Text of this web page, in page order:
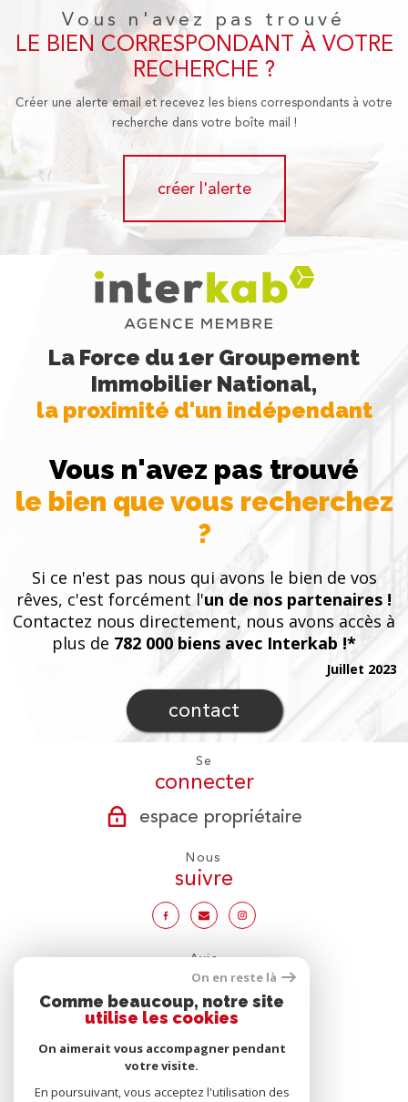
Vous n'avez pas trouvé
LE BIEN CORRESPONDANT À VOTRE
RECHERCHE ?
Créer une alerte email et recevez les biens correspondants à votre
recherche dans votre boîte mail !
créer l'alerte
La Force du 1er Groupement
Immobilier National,
la proximité d'un indépendant
Vous n'avez pas trouvé
le bien que vous recherchez
?
Si ce n'est pas nous qui avons le bien de vos
rêves, c'est forcément l'un de nos partenaires !
Contactez nous directement, nous avons accès à
plus de 782 000 biens avec Interkab !*
contact
Juillet 2023
Se
connecter
espace propriétaire
Nous
suivre
Avis
clients
Nous
adhérons
On en reste là
Comme beaucoup, notre site
utilise les cookies
On aimerait vous accompagner pendant
votre visite.
En poursuivant, vous acceptez l'utilisation des